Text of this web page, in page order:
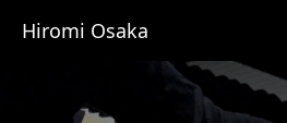
Hiromi Osaka